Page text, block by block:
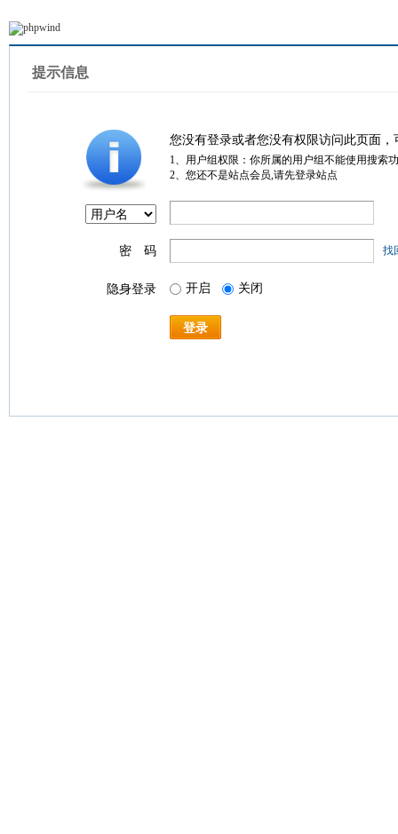
提示信息
您没有登录或者您没有权限访问此页面
1、用户组权限：你所属的用户组不能使用搜索
2、您还不是站点会员,请先登录站点
密 码 找
隐身登录 开启 关闭
登录